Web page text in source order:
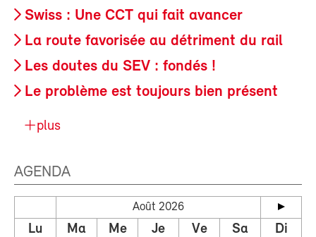
Swiss : Une CCT qui fait avancer
La route favorisée au détriment du rail
Les doutes du SEV : fondés !
Le problème est toujours bien présent
plus
AGENDA
Août 2026
Lu Ma Me Je Ve Sa Di